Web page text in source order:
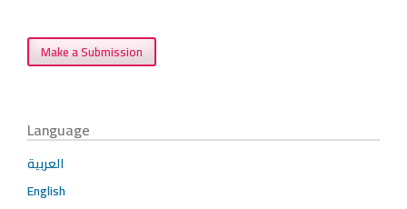
Make a Submission
Language
العربية
English